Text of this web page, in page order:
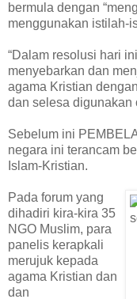
bermula dengan
menggunakan istilah-
“Dalam resolusi hari
menyebarkan dan
agama Kristian
dan selesa digunakan
Sebelum ini
negara ini terancam
Islam-Kristian.
Pada forum yang
dihadiri kira-kira 35
NGO Muslim, para
panelis kerapkali
merujuk kepada
agama Kristian dan
dan